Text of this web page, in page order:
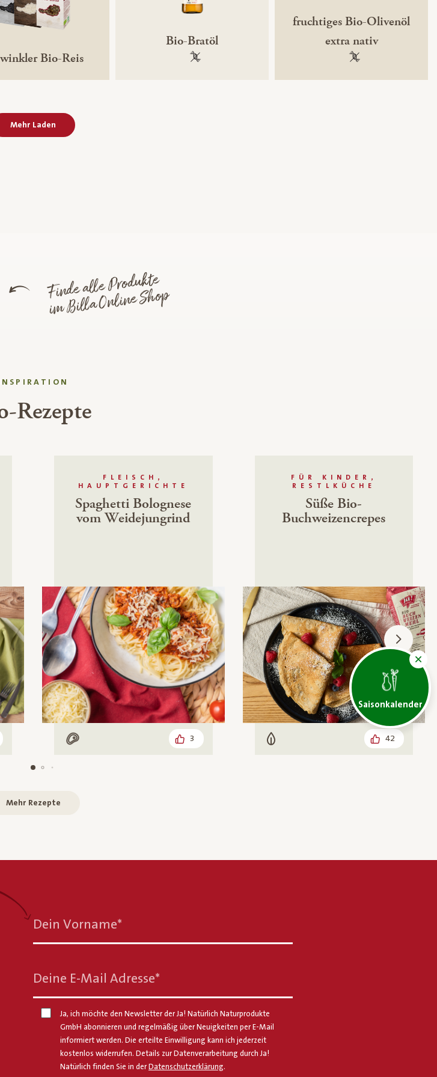
Saisonkalender
Bio-Reis
Bio-Bratöl
100 % gentechnikfrei
fruchtiges Bio-Olivenöl
extra nativ
100 %
Mehr Laden
Finde alle Produkte
im Billa Online Shop
Rezepte
FLEISCH,
HAUPTGERICHTE
Spaghetti Bolognese
vom Weidejungrind
Mit Fleisch 3
FÜR KINDER,
RESTLKÜCHE
Süße Bio-
Buchweizencrepes
Vegetarisch 42
Mehr Rezepte
Dein Vorname*
Deine E-Mail Adresse*
Ja, ich möchte den Newsletter der Ja! Natürlich Naturprodukte
GmbH abonnieren und regelmäßig über Neuigkeiten per E-Mail
informiert werden. Die erteilte Einwilligung kann ich jederzeit
kostenlos widerrufen. Details zur Datenverarbeitung durch Ja!
Natürlich finden Sie in der Datenschutzerklärung.